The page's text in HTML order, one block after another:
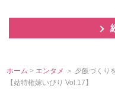
ホーム > エンタメ ＞ 夕飯づくり
【姑特権嫁いびり Vol.17】